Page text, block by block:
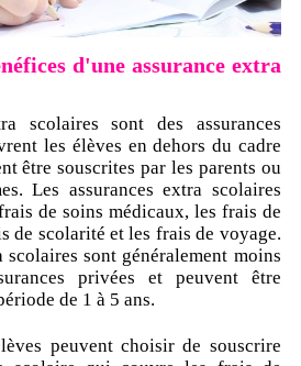
d'une assurance extra
scolaires sont des assurances
les élèves en dehors du cadre
être souscrites par les parents ou
Les assurances extra scolaires
de soins médicaux, les frais de
de scolarité et les frais de voyage.
scolaires sont généralement moins
privées et peuvent être
de 1 à 5 ans.
peuvent choisir de souscrire